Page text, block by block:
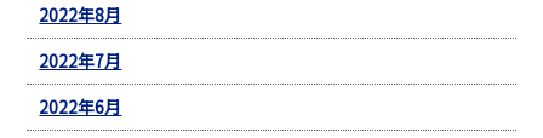
2022年8月
2022年7月
2022年6月